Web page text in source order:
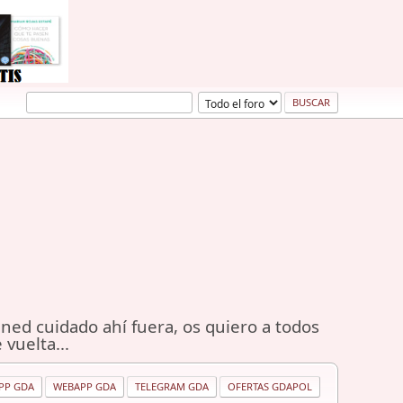
cuidado ahí fuera, os quiero a todos
vuelta...
GDA WEBAPP GDA TELEGRAM GDA OFERTAS GDAPOL